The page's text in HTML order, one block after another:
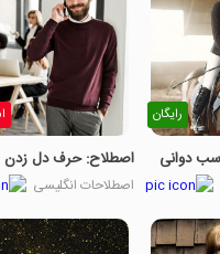
رایگان
دوانی اصطلاح: حرف دل زدن
اصطلاحات انگلیسی